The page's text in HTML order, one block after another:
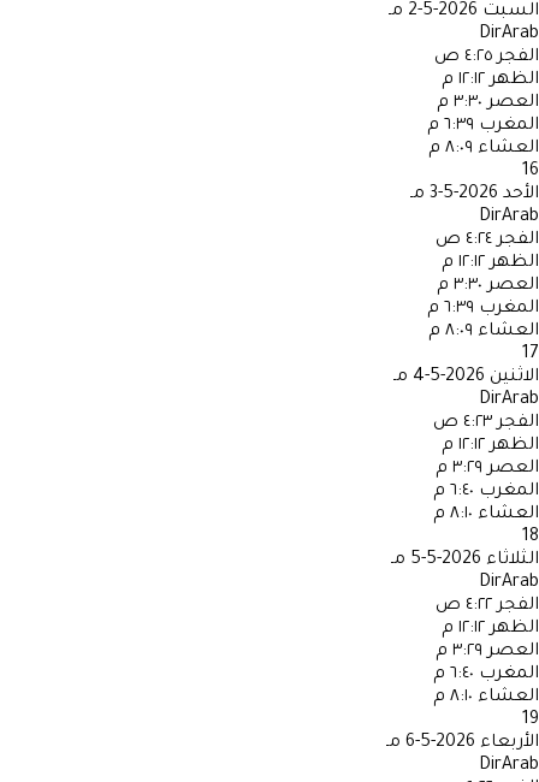
السبت 2026-5-2 مـ
DirArab
الفجر ٤:٢٥ ص
الظهر ١٢:١٢ م
العصر ٣:٣٠ م
المغرب ٦:٣٩ م
العشاء ٨:٠٩ م
16
الأحد 2026-5-3 مـ
DirArab
الفجر ٤:٢٤ ص
الظهر ١٢:١٢ م
العصر ٣:٣٠ م
المغرب ٦:٣٩ م
العشاء ٨:٠٩ م
17
الاثنين 2026-5-4 مـ
DirArab
الفجر ٤:٢٣ ص
الظهر ١٢:١٢ م
العصر ٣:٢٩ م
المغرب ٦:٤٠ م
العشاء ٨:١٠ م
18
الثلاثاء 2026-5-5 مـ
DirArab
الفجر ٤:٢٢ ص
الظهر ١٢:١٢ م
العصر ٣:٢٩ م
المغرب ٦:٤٠ م
العشاء ٨:١٠ م
19
الأربعاء 2026-5-6 مـ
DirArab